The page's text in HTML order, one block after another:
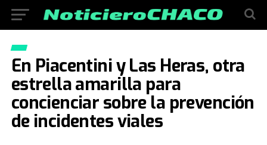
En Piacentini y Las Heras, otra
estrella amarilla para
concienciar sobre la prevención
de incidentes viales